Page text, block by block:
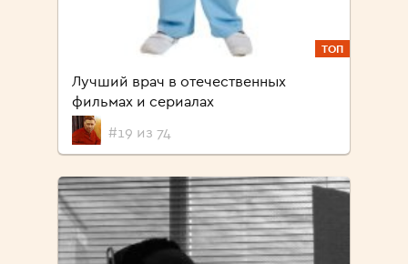
ТОП
Лучший врач в отечественных
фильмах и сериалах
#19 из 74